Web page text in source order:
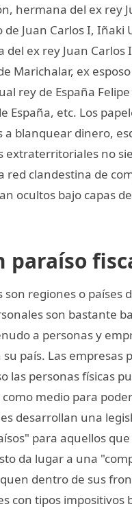
hermana del ex rey
de Juan Carlos I,
ex rey Juan Carlos
Marichalar, ex
rey de España
España, etc. Los
a blanquear dinero,
extraterritoriales no
red clandestina de
ocultos bajo capas
paraíso
son regiones o
son bastante
a personas y
país. Las
las personas físicas
medio para
desarrollan una
para aquellos
da lugar a una
dentro de sus
con tipos